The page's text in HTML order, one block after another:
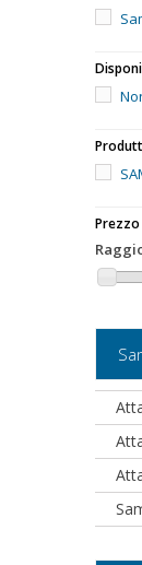
Prezzo